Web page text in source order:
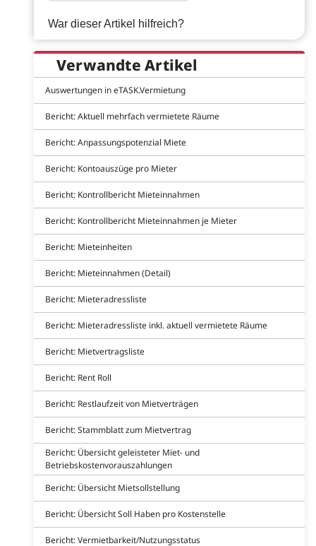
War dieser Artikel hilfreich?
Verwandte Artikel
Auswertungen in eTASK.Vermietung
Bericht: Aktuell mehrfach vermietete Räume
Bericht: Anpassungspotenzial Miete
Bericht: Kontoauszüge pro Mieter
Bericht: Kontrollbericht Mieteinnahmen
Bericht: Kontrollbericht Mieteinnahmen je Mieter
Bericht: Mieteinheiten
Bericht: Mieteinnahmen (Detail)
Bericht: Mieteradressliste
Bericht: Mieteradressliste inkl. aktuell vermietete Räume
Bericht: Mietvertragsliste
Bericht: Rent Roll
Bericht: Restlaufzeit von Mietverträgen
Bericht: Stammblatt zum Mietvertrag
Bericht: Übersicht geleisteter Miet- und
Betriebskostenvorauszahlungen
Bericht: Übersicht Mietsollstellung
Bericht: Übersicht Soll Haben pro Kostenstelle
Bericht: Vermietbarkeit/Nutzungsstatus